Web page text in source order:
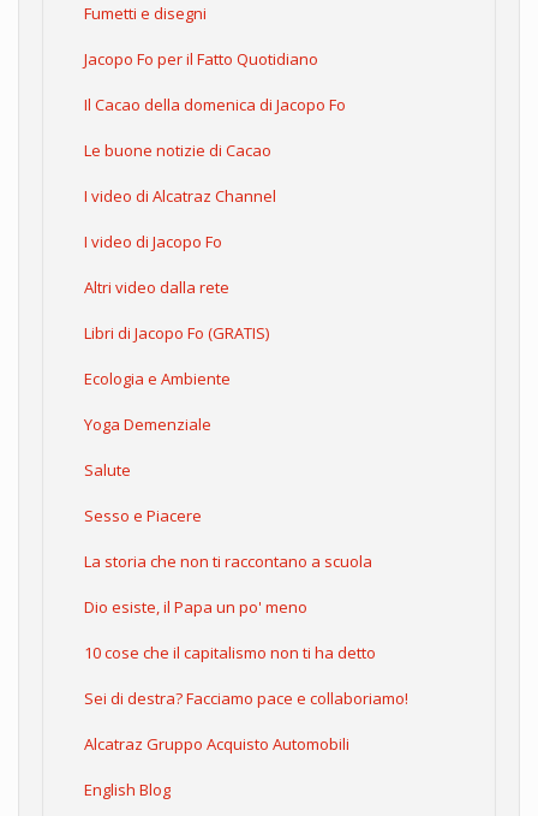
Fumetti e disegni
Jacopo Fo per il Fatto Quotidiano
Il Cacao della domenica di Jacopo Fo
Le buone notizie di Cacao
I video di Alcatraz Channel
I video di Jacopo Fo
Altri video dalla rete
Libri di Jacopo Fo (GRATIS)
Ecologia e Ambiente
Yoga Demenziale
Salute
Sesso e Piacere
La storia che non ti raccontano a scuola
Dio esiste, il Papa un po' meno
10 cose che il capitalismo non ti ha detto
Sei di destra? Facciamo pace e collaboriamo!
Alcatraz Gruppo Acquisto Automobili
English Blog